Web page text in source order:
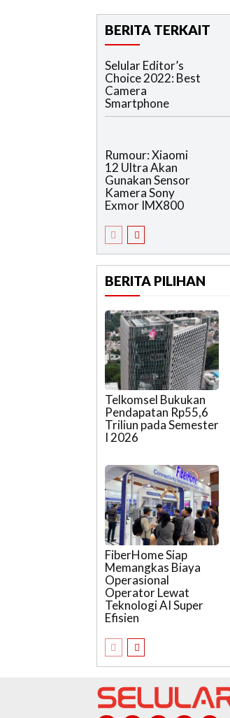
BERITA TERKAIT
Selular Editor’s
Choice 2022: Best
Camera
Smartphone
Rumour: Xiaomi
12 Ultra Akan
Gunakan Sensor
Kamera Sony
Exmor IMX800
BERITA PILIHAN
Telkomsel Bukukan
Pendapatan Rp55,6
Triliun pada Semester
I 2026
FiberHome Siap
Memangkas Biaya
Operasional
Operator Lewat
Teknologi AI Super
Efisien